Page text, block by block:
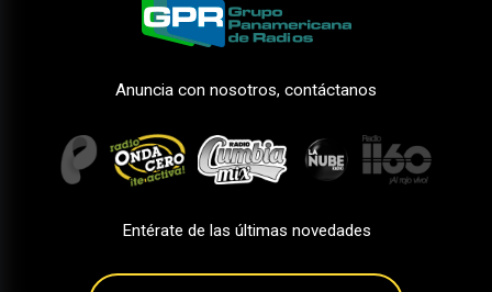
Anuncia con nosotros, contáctanos
Entérate de las últimas novedades